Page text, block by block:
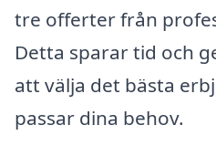
tre offerter från
Detta sparar tid och
att välja det bästa
passar dina behov.